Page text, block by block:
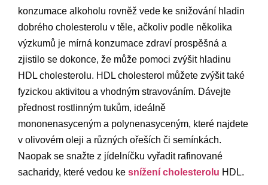
konzumace alkoholu rovněž vede ke snižování hladin
dobrého cholesterolu v těle, ačkoliv podle několika
výzkumů je mírná konzumace zdraví prospěšná a
zjistilo se dokonce, že může pomoci zvýšit hladinu
HDL cholesterolu. HDL cholesterol můžete zvýšit také
fyzickou aktivitou a vhodným stravováním. Dávejte
přednost rostlinným tukům, ideálně
mononenasyceným a polynenasyceným, které najdete
v olivovém oleji a různých ořeších či semínkách.
Naopak se snažte z jídelníčku vyřadit rafinované
sacharidy, které vedou ke snížení cholesterolu HDL.